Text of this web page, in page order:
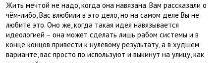
Жить мечтой не надо, когда она навязана. Вам рассказали о
чём-либо, Вас влюбили в это дело, но на самом деле Вы не
любите это. Оно же, когда такая идея навязывается
идеологией – она может сделать лишь рабом системы и в
конце концов привести к нулевому результату, а в худшем
варианте, вас просто по используют и выкинут на улицу, как